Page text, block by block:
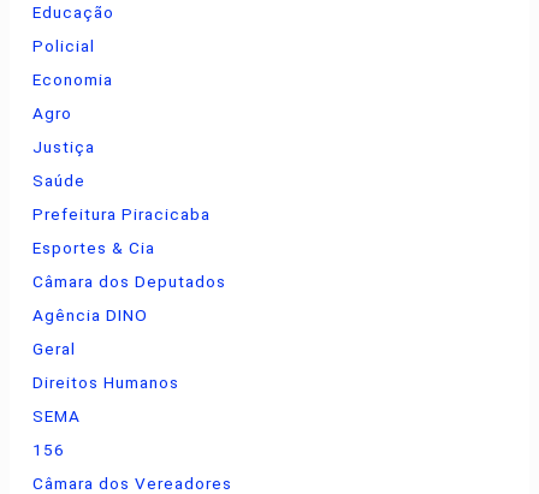
Educação
Policial
Economia
Agro
Justiça
Saúde
Prefeitura Piracicaba
Esportes & Cia
Câmara dos Deputados
Agência DINO
Geral
Direitos Humanos
SEMA
156
Câmara dos Vereadores